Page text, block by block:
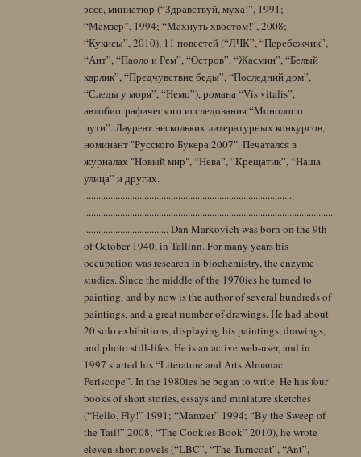
эссе, миниатюр (“Здравствуй, муха!”, 1991;
“Мамзер”, 1994; “Махнуть хвостом!”, 2008;
“Кукисы”, 2010), 11 повестей (“ЛЧК”, “Перебежчик”,
“Ант”, “Паоло и Рем”, “Остров”, “Жасмин”, “Белый
карлик”, “Предчувствие беды”, “Последний дом”,
“Следы у моря”, “Немо”), романа “Vis vitalis”,
автобиографического исследования “Монолог о
пути”. Лауреат нескольких литературных конкурсов,
номинант "Русского Букера 2007". Печатался в
журналах "Новый мир", “Нева”, “Крещатик”, “Наша
улица” и других.
......................................................................................
.......................................................................................................
................................... Dan Markovich was born on the 9th
of October 1940, in Tallinn. For many years his
occupation was research in biochemistry, the enzyme
studies. Since the middle of the 1970ies he turned to
painting, and by now is the author of several hundreds of
paintings, and a great number of drawings. He had about
20 solo exhibitions, displaying his paintings, drawings,
and photo still-lifes. He is an active web-user, and in
1997 started his “Literature and Arts Almanac
Periscope”. In the 1980ies he began to write. He has four
books of short stories, essays and miniature sketches
(“Hello, Fly!” 1991; “Mamzer” 1994; “By the Sweep of
the Tail!” 2008; “The Cookies Book” 2010), he wrote
eleven short novels (“LBC”, “The Turncoat”, “Ant”,